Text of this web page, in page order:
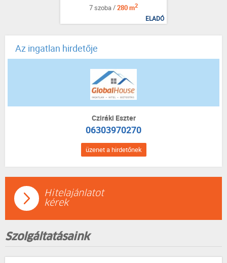
7 szoba / 280 m2
ELADÓ
Az ingatlan hirdetője
Cziráki Eszter
06303970270
üzenet a hirdetőnek
Hitelajánlatot
kérek
Szolgáltatásaink